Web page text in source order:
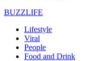
BUZZLIFE
Lifestyle
Viral
People
Food and Drink